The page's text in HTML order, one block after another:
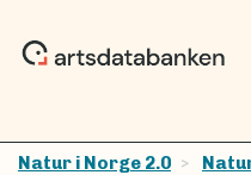
Natur i Norge 2.0